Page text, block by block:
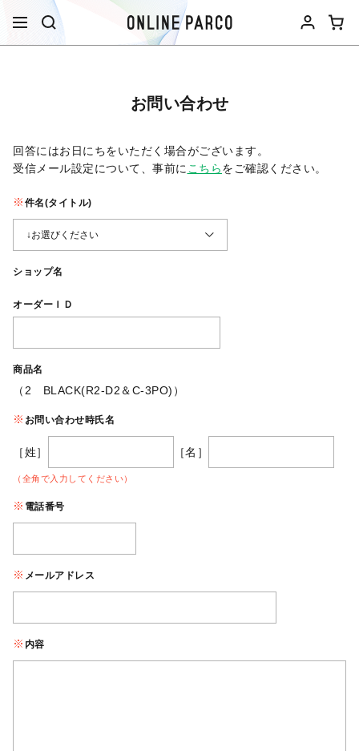
お問い合わせ
回答にはお日にちをいただく場合がございます。
受信メール設定について、事前に こちらをご確認ください。​
件名(タイトル)
ショップ名
オーダーＩＤ
商品名
（2 BLACK(R2-D2＆C-3PO)）
お問い合わせ時氏名
［姓］ ［名］
（全角で入力してください）
電話番号
メールアドレス
内容